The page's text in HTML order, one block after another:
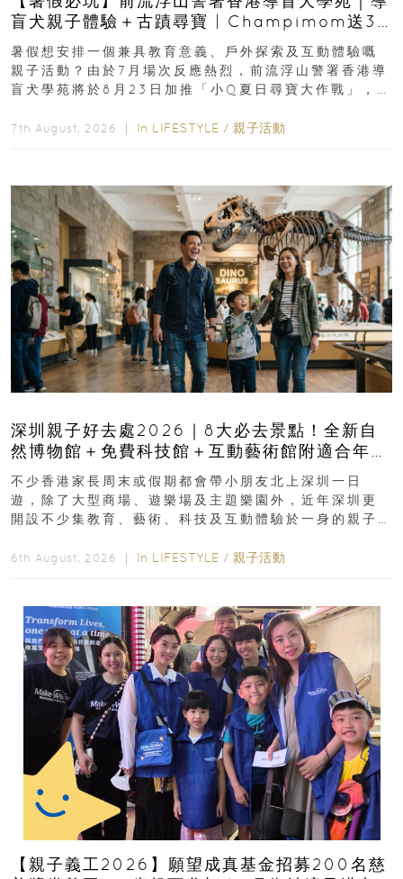
盲犬親子體驗＋古蹟尋寶 | Champimom送3
組免費名額
暑假想安排一個兼具教育意義、戶外探索及互動體驗嘅
親子活動？由於7月場次反應熱烈，前流浮山警署香港導
盲犬學苑將於8月23日加推「小Q夏日尋寶大作戰」，家
7th August, 2026 ｜ In LIFESTYLE / 親子活動
深圳親子好去處2026｜8大必去景點！全新自
然博物館＋免費科技館＋互動藝術館附適合年
齡、交通、門票、開放時間
不少香港家長周末或假期都會帶小朋友北上深圳一日
遊，除了大型商場、遊樂場及主題樂園外，近年深圳更
開設不少集教育、藝術、科技及互動體驗於一身的親子
6th August, 2026 ｜ In LIFESTYLE / 親子活動
【親子義工2026】願望成真基金招募200名慈